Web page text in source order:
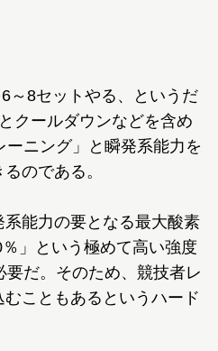
～8セットやる、というだ
クールダウンなどを含め
ニング」と瞬発系能力を
のである。
能力の要となる最大酸素
」という極めて高い強度
要だ。そのため、競技者レ
こともあるというハード